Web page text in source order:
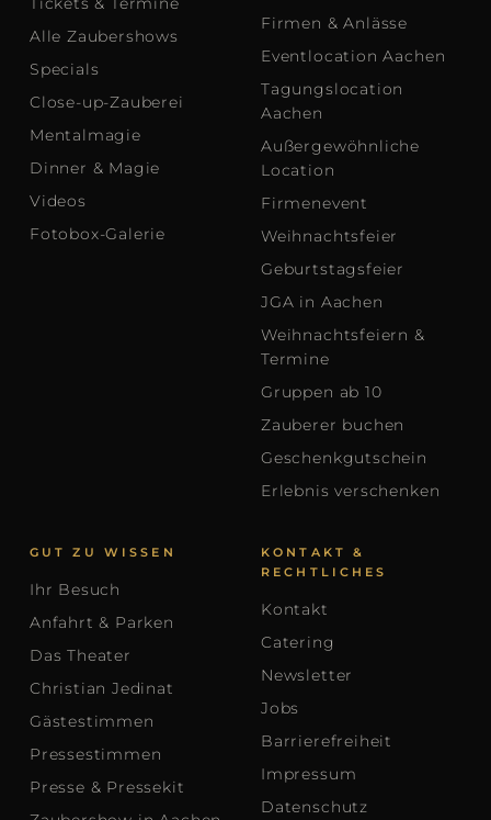
Alle Zaubershows
Specials
Close-up-Zauberei
Mentalmagie
Dinner & Magie
Videos
Fotobox-Galerie
Firmen & Anlässe
Eventlocation Aachen
Tagungslocation
Aachen
Außergewöhnliche
Location
Firmenevent
Weihnachtsfeier
Geburtstagsfeier
JGA in Aachen
Weihnachtsfeiern &
Termine
Gruppen ab 10
Zauberer buchen
Geschenkgutschein
Erlebnis verschenken
GUT ZU WISSEN
Ihr Besuch
Anfahrt & Parken
Das Theater
Christian Jedinat
Gästestimmen
Pressestimmen
Presse & Pressekit
KONTAKT &
RECHTLICHES
Kontakt
Catering
Newsletter
Jobs
Barrierefreiheit
Impressum
Datenschutz